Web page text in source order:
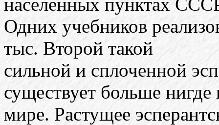
Одних учебников
тыс. Второй такой
сильной и сплоченной
существует больше нигде
мире. Растущее